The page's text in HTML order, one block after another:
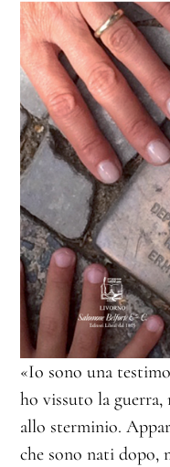
«Io sono una
ho vissuto la guerra,
allo sterminio.
che sono nati dopo,